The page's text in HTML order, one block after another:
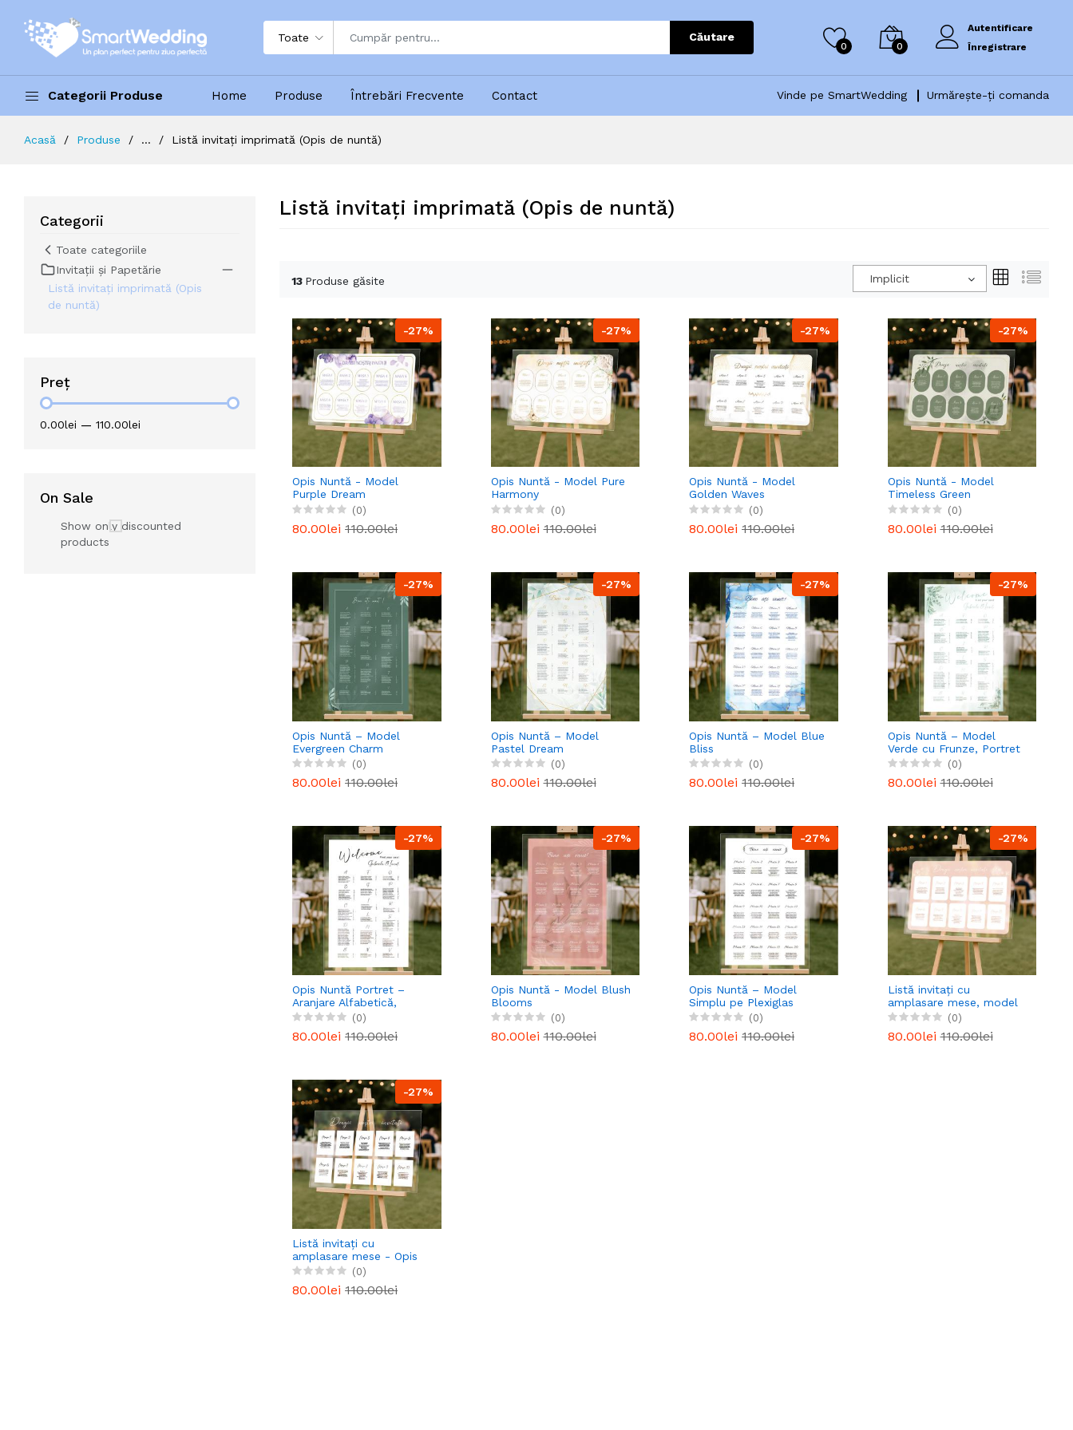
Toate Căutare
0 0
Autentificare
Înregistrare
Categorii Produse Home Produse Întrebări Frecvente Contact Vinde pe SmartWedding Urmărește-ți comanda
Acasă Produse ... Listă invitați imprimată (Opis de nuntă)
Categorii
Toate categoriile
Invitații și Papetărie
Listă invitați imprimată (Opis
de nuntă)
Preț
0.00lei — 110.00lei
On Sale
Show only discounted
products
Listă invitați imprimată (Opis de nuntă)
13 Produse găsite Implicit
-27%
Opis Nuntă - Model
Purple Dream
(0)
80.00lei 110.00lei
-27%
Opis Nuntă - Model Pure
Harmony
(0)
80.00lei110.00lei
-27%
Opis Nuntă - Model
Golden Waves
(0)
80.00lei 110.00lei
-27%
Opis Nuntă - Model
Timeless Green
(0)
80.00lei110.00lei
-27%
Opis Nuntă – Model
Evergreen Charm
(0)
80.00lei 110.00lei
-27%
Opis Nuntă – Model
Pastel Dream
(0)
80.00lei110.00lei
-27%
Opis Nuntă – Model Blue
Bliss
(0)
80.00lei 110.00lei
-27%
Opis Nuntă – Model
Verde cu Frunze, Portret
Alfabetic
(0)
80.00lei110.00lei
-27%
Opis Nuntă Portret –
Aranjare Alfabetică,
Design Simplu
(0)
80.00lei 110.00lei
-27%
Opis Nuntă - Model Blush
Blooms
(0)
80.00lei110.00lei
-27%
Opis Nuntă – Model
Simplu pe Plexiglas
Transparent(0)
80.00lei 110.00lei
-27%
Listă invitați cu
amplasare mese, model
peach - Opis nuntă
personalizat
(0)
80.00lei110.00lei
-27%
Listă invitați cu
amplasare mese - Opis
nuntă personalizat
(0)
80.00lei 110.00lei